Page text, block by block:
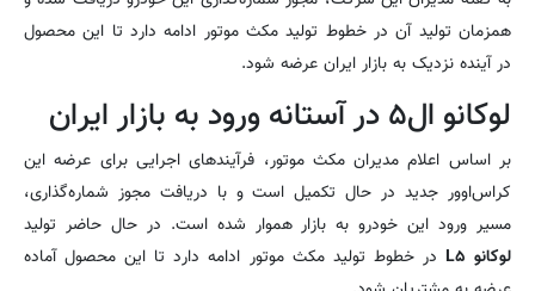
همزمان تولید آن در خطوط تولید مکث موتور ادامه دارد تا این محصول
در آینده نزدیک به بازار ایران عرضه شود.
لوکانو ال۵ در آستانه ورود به بازار ایران
بر اساس اعلام مدیران مکث موتور، فرآیندهای اجرایی برای عرضه این
کراس‌اوور جدید در حال تکمیل است و با دریافت مجوز شماره‌گذاری،
مسیر ورود این خودرو به بازار هموار شده است. در حال حاضر تولید
لوکانو L۵
در خطوط تولید مکث موتور ادامه دارد تا این محصول آماده